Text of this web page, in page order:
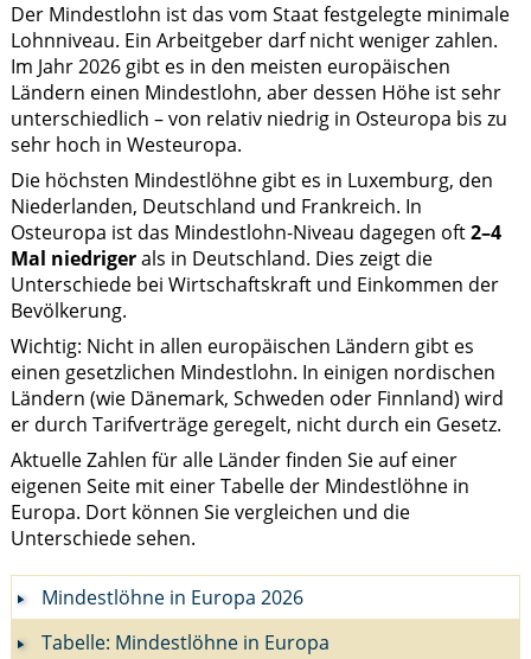
Der Mindestlohn ist das vom Staat festgelegte minimale
Lohnniveau. Ein Arbeitgeber darf nicht weniger zahlen.
Im Jahr 2026 gibt es in den meisten europäischen
Ländern einen Mindestlohn, aber dessen Höhe ist sehr
unterschiedlich – von relativ niedrig in Osteuropa bis zu
sehr hoch in Westeuropa.
Die höchsten Mindestlöhne gibt es in Luxemburg, den
Niederlanden, Deutschland und Frankreich. In
Osteuropa ist das Mindestlohn-Niveau dagegen oft2–4
Mal niedrigerals in Deutschland. Dies zeigt die
Unterschiede bei Wirtschaftskraft und Einkommen der
Bevölkerung.
Wichtig: Nicht in allen europäischen Ländern gibt es
einen gesetzlichen Mindestlohn. In einigen nordischen
Ländern (wie Dänemark, Schweden oder Finnland) wird
er durch Tarifverträge geregelt, nicht durch ein Gesetz.
Aktuelle Zahlen für alle Länder finden Sie auf einer
eigenen Seite mit einer Tabelle der Mindestlöhne in
Europa. Dort können Sie vergleichen und die
Unterschiede sehen.
Mindestlöhne in Europa 2026
Tabelle: Mindestlöhne in Europa